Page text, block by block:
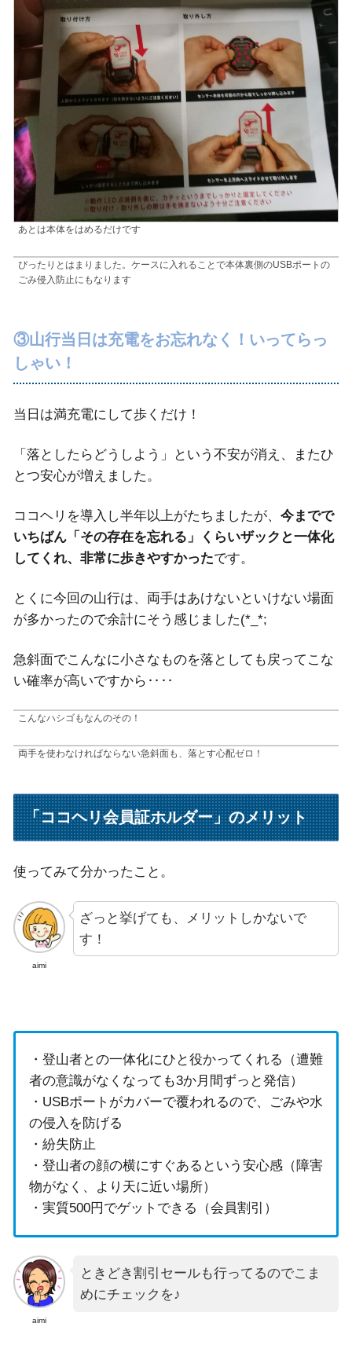
あとは本体をはめるだけです
ぴったりとはまりました。ケースに入れることで本体裏側のUSBポートの
ごみ侵入防止にもなります
③山行当日は充電をお忘れなく！いってらっ
しゃい！
当日は満充電にして歩くだけ！
「落としたらどうしよう」という不安が消え、またひ
とつ安心が増えました。
ココヘリを導入し半年以上がたちましたが、 今までで
いちばん「その存在を忘れる」くらいザックと一体化
してくれ、非常に歩きやすかったです。
とくに今回の山行は、両手はあけないといけない場面
が多かったので余計にそう感じました(*_*;
急斜面でこんなに小さなものを落としても戻ってこな
い確率が高いですから‥‥
こんなハシゴもなんのその！
両手を使わなければならない急斜面も、落とす心配ゼロ！
「ココヘリ会員証ホルダー」のメリット
使ってみて分かったこと。
aimi
ざっと挙げても、メリットしかないで
す！
・登山者との一体化にひと役かってくれる（遭難
者の意識がなくなっても3か月間ずっと発信）
・USBポートがカバーで覆われるので、ごみや水
の侵入を防げる
・紛失防止
・登山者の顔の横にすぐあるという安心感（障害
物がなく、より天に近い場所）
・実質500円でゲットできる（会員割引）
aimi
ときどき割引セールも行ってるのでこま
めにチェックを♪